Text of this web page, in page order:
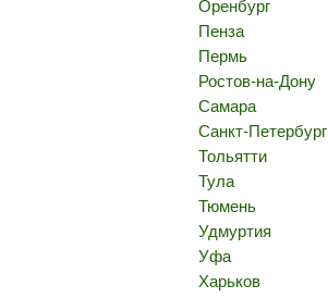
Оренбург
Пенза
Пермь
Ростов-на-Дону
Самара
Санкт-Петербург
Тольятти
Тула
Тюмень
Удмуртия
Уфа
Харьков